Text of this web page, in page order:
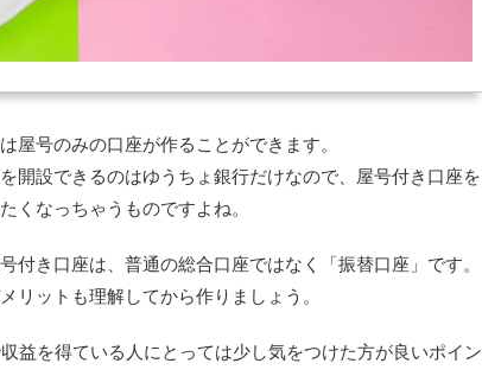
屋号のみの口座が作ることができます。
開設できるのはゆうちょ銀行だけなので、屋号付き口座を
くなっちゃうものですよね。
付き口座は、普通の総合口座ではなく「振替口座」です。
リットも理解してから作りましょう。
益を得ている人にとっては少し気をつけた方が良いポイン